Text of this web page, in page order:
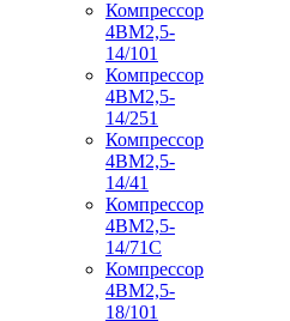
Компрессор
4ВМ2,5-
14/101
Компрессор
4ВМ2,5-
14/251
Компрессор
4ВМ2,5-
14/41
Компрессор
4ВМ2,5-
14/71C
Компрессор
4ВМ2,5-
18/101